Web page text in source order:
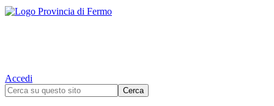
Accedi